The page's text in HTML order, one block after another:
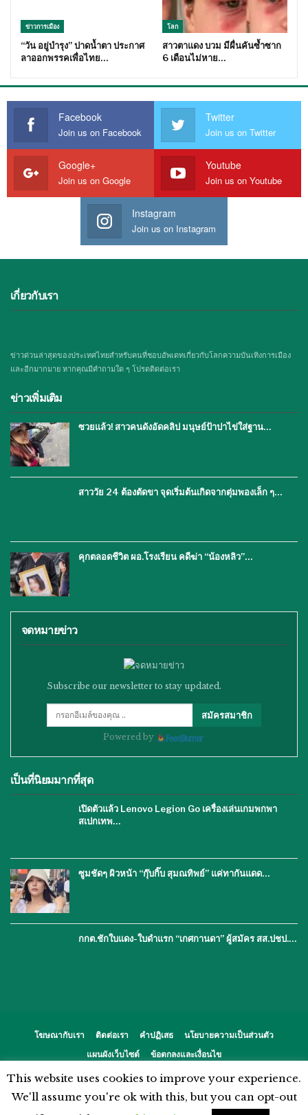
ข่าวการเมือง
“วัน อยู่บำรุง” ปาดน้ำตา ประกาศ
ลาออกพรรคเพื่อไทย…
โลก
สาวตาแดง บวม มีผื่นคันซ้ำซาก
6 เดือนไม่หาย…
Facebook
Join us on Facebook
Twitter
Join us on Twitter
Google+
Join us on Google
Youtube
Join us on Youtube
Instagram
Join us on Instagram
เกี่ยวกับเรา
ข่าวด่วนล่าสุดของประเทศไทยสำหรับคนที่ชอบอัพเดทเกี่ยวกับโลกความบันเทิงการเมือง
และอีกมากมาย หากคุณมีคำถามใด ๆ โปรดติดต่อเรา
ข่าวเพิ่มเติม
ซวยแล้ว! สาวคนดังอัดคลิป มนุษย์ป้าปาไข่ใส่ฐาน…
สาววัย 24 ต้องตัดขา จุดเริ่มต้นเกิดจากตุ่มพองเล็ก ๆ…
คุกตลอดชีวิต ผอ.โรงเรียน คดีฆ่า “น้องหลิว”…
จดหมายข่าว
Subscribe our newsletter to stay updated.
สมัครสมาชิก
Powered by
เป็นที่นิยมมากที่สุด
เปิดตัวแล้ว Lenovo Legion Go เครื่องเล่นเกมพกพา
สเปกเทพ…
ซูมชัดๆ ผิวหน้า “กุ๊บกิ๊บ สุมณทิพย์” แค่ทากันแดด…
กกต.ชักใบแดง-ใบดำแรก “เกศกานดา” ผู้สมัคร สส.ปชป.…
โฆษณากับเรา ติดต่อเรา คำปฏิเสธ
นโยบายความเป็นส่วนตัว
แผนผังเว็บไซต์
ข้อตกลงและเงื่อนไข
© 2026 - %%thaiasianews%%. สงวนลิขสิทธิ์.
This website uses cookies to improve your experience.
We'll assume you're ok with this, but you can opt-out